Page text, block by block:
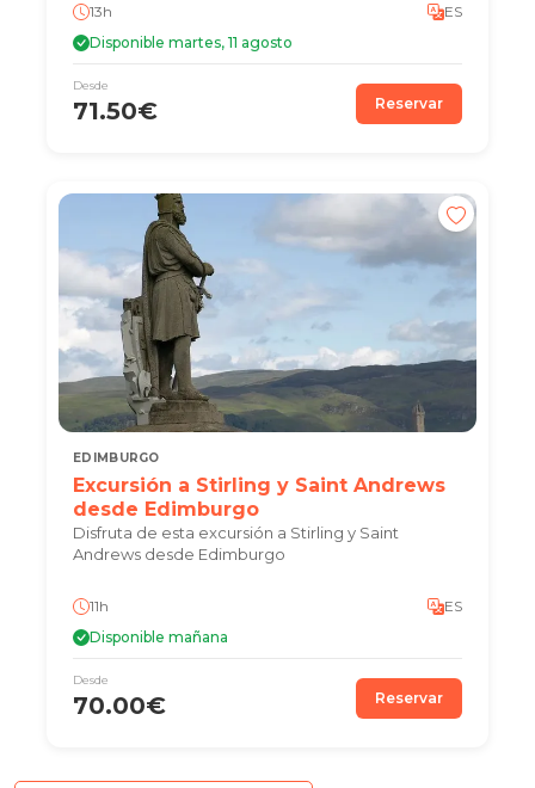
13h
ES
Disponible martes, 11 agosto
Desde
71.50€ Reservar
EDIMBURGO
Excursión a Stirling y Saint Andrews
desde Edimburgo
Disfruta de esta excursión a Stirling y Saint
Andrews desde Edimburgo
11h
ES
Disponible mañana
Desde
70.00€ Reservar